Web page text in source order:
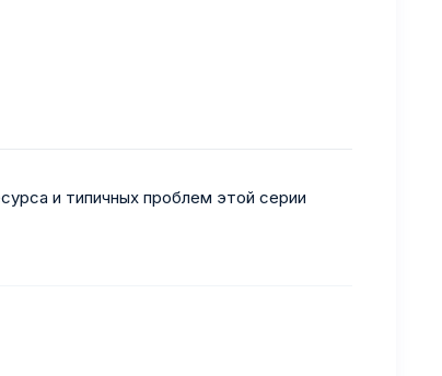
и типичных проблем этой серии